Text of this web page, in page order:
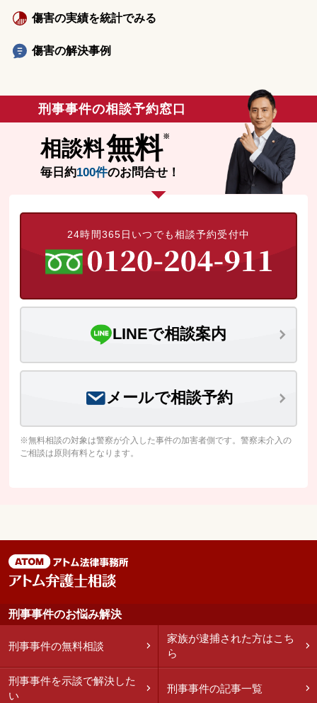
傷害の実績を統計でみる
傷害の解決事例
刑事事件の相談予約窓口
相談料無料
毎日約100件のお問合せ！
24時間365日いつでも相談予約受付中
LINEで相談案内
メールで相談予約
※無料相談の対象は警察が介入した事件の加害者側です。警察未介入の
ご相談は原則有料となります。
刑事事件のお悩み解決
刑事事件の無料相談
家族が逮捕された方はこち
ら
刑事事件を示談で解決した
い
刑事事件の記事一覧